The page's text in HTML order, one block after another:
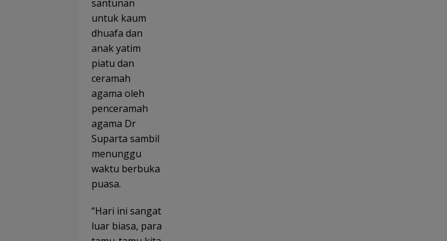
santunan
untuk kaum
dhuafa dan
anak yatim
piatu dan
ceramah
agama oleh
penceramah
agama Dr
Suparta sambil
menunggu
waktu berbuka
puasa.
“Hari ini sangat
luar biasa, para